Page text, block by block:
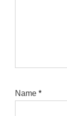
Name *